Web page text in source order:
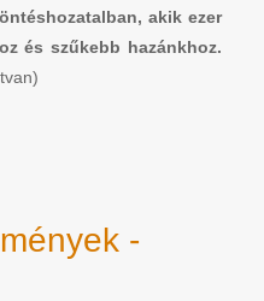
akik ezer
és szűkebb hazánkhoz.
-